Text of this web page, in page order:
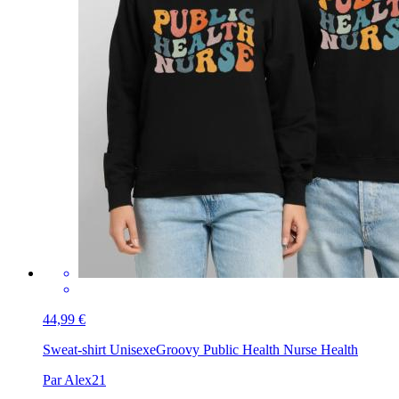
44,99 €
Sweat-shirt UnisexeGroovy Public Health Nurse Health
Par Alex21